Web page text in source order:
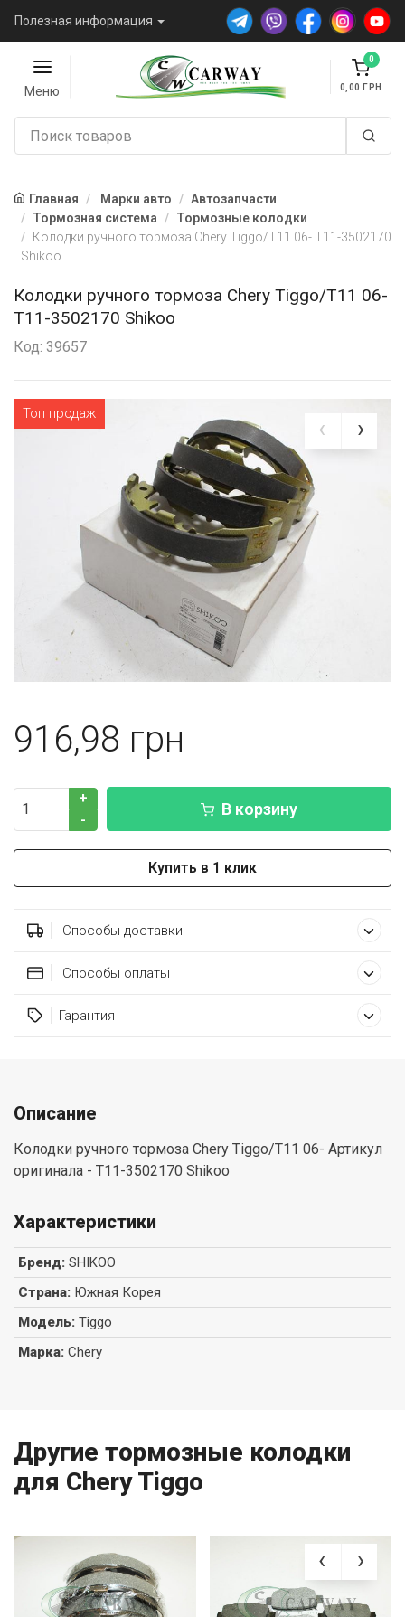
Полезная информация
Меню
0
0,00
Главная Марки авто
Автозапчасти
Тормозная система
Тормозные колодки
Колодки ручного тормоза Chery Tiggo/T11 06- T11-3502170
Shikoo
Колодки ручного тормоза Chery Tiggo/T11 06-
T11-3502170 Shikoo
Код: 39657
Топ продаж
916,98
+
-
В корзину
Купить в 1 клик
Способы доставки
Способы оплаты
Гарантия
Описание
Колодки ручного тормоза Chery Tiggo/T11 06- Артикул
оригинала - T11-3502170 Shikoo
Характеристики
Бренд: SHIKOO
Страна: Южная Корея
Модель: Tiggo
Марка: Chery
Другие тормозные колодки
для Chery Tiggo